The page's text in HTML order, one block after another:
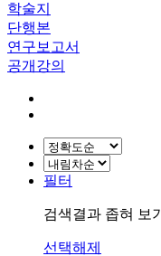
학술지
단행본
연구보고서
공개강의
필터
검색결과 좁혀 보기
선택해제